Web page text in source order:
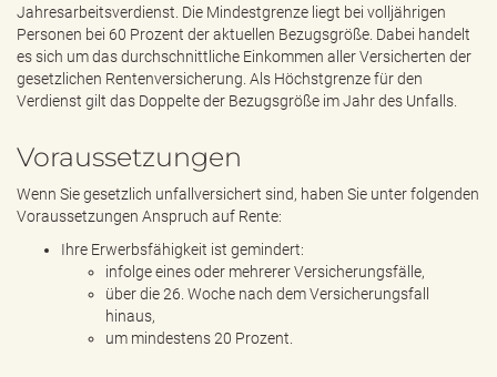
Jahresarbeitsverdienst. Die Mindestgrenze liegt bei volljährigen
Personen bei 60 Prozent der aktuellen Bezugsgröße. Dabei handelt
es sich um das durchschnittliche Einkommen aller Versicherten der
gesetzlichen Rentenversicherung. Als Höchstgrenze für den
Verdienst gilt das Doppelte der Bezugsgröße im Jahr des Unfalls.
Voraussetzungen
Wenn Sie gesetzlich unfallversichert sind, haben Sie unter folgenden
Voraussetzungen Anspruch auf Rente:
Ihre Erwerbsfähigkeit ist gemindert:
infolge eines oder mehrerer Versicherungsfälle,
über die 26. Woche nach dem Versicherungsfall
hinaus,
um mindestens 20 Prozent.